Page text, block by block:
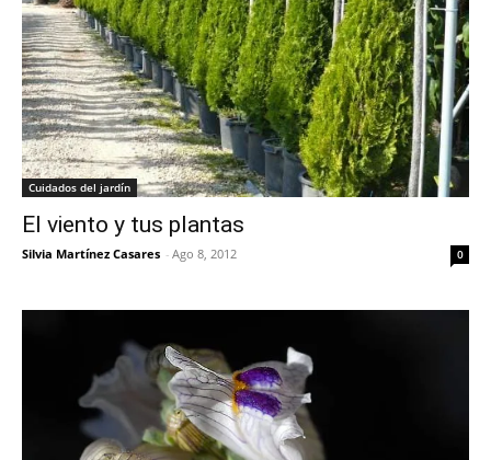
Cuidados del jardín
El viento y tus plantas
Silvia Martínez Casares - Ago 8, 2012 0